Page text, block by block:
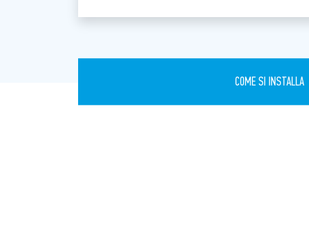
COME SI INSTALLA